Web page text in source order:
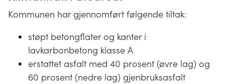
Kommunen har gjennomført følgende tiltak:
støpt betongflater og kanter i
lavkarbonbetong klasse A
erstattet asfalt med 40 prosent (øvre lag) og
60 prosent (nedre lag) gjenbruksasfalt